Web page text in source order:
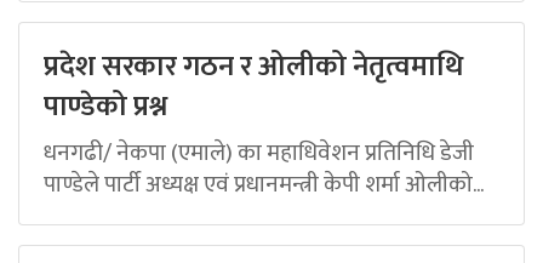
प्रदेश सरकार गठन र ओलीको नेतृत्वमाथि
पाण्डेको प्रश्न
धनगढी/ नेकपा (एमाले) का महाधिवेशन प्रतिनिधि डेजी
पाण्डेले पार्टी अध्यक्ष एवं प्रधानमन्त्री केपी शर्मा ओलीको...